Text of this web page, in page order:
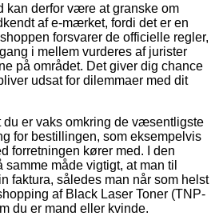
kan derfor være at granske om
af e-mærket, fordi det er en
forsvarer de officielle regler,
i mellem vurderes af jurister
på området. Det giver dig chance
udsat for dilemmaer med dit
du er vaks omkring de væsentligste
for bestillingen, som eksempelvis
forretningen kører med. I den
måde vigtigt, at man til
faktura, således man når som helst
af Black Laser Toner (TNP-
du er mand eller kvinde.